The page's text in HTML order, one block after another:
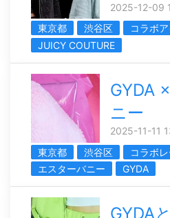
2025-12-09
東京都
渋谷区 コラボ
JUICY COUTURE
GYDA
ニー
2025-11-11
東京都
渋谷区
コラボ
エスターバニー
GYDA
GYDA